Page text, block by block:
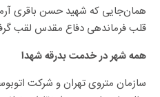
همان‌جایی که شهید حسن باقری
قلب فرماندهی دفاع مقدس لقب
همه شهر در خدمت بدرقه شهدا
سازمان متروی تهران و شرکت